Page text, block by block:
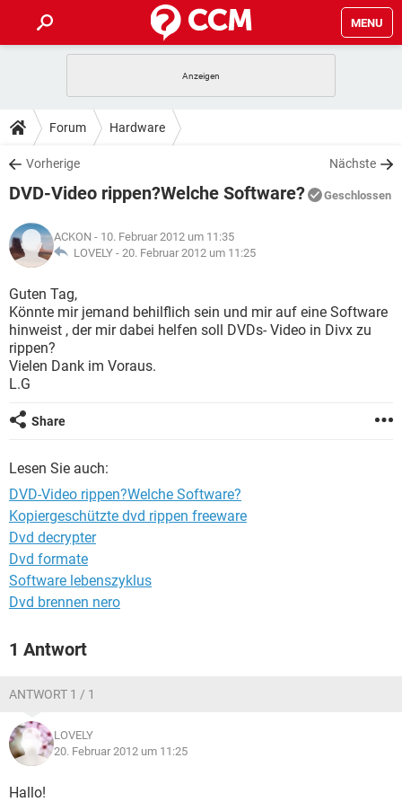
MENU
ANDROID
WINDOWS 10
WHATSAPP TIKTOK
FACEBOOK
TIPPS & TRICKS
SPIELE
WHATSAPP TIKTOK
FACEBOOK
DOWNLOADS
SPIELE STREAMING
ANDROID
WINDOWS 10 INSTAGRAM
WHATSAPP
FACEBOOK HARDWARE
SPIELE STREAMING
ANDROID
WINDOWS 10
WHATSAPP TIKTOK
FACEBOOK
LEXIKON
SPIELE
ANDROID IOS
WINDOWS 10
WHATSAPP
FACEBOOK
Forum Hardware
Vorherige Nächste
DVD-Video rippen?Welche Software? Geschlossen
ACKON - 10. Februar 2012 um 11:35
LOVELY - 20. Februar 2012 um 11:25
Guten Tag,
Könnte mir jemand behilflich sein und mir auf eine Software
hinweist , der mir dabei helfen soll DVDs- Video in Divx zu
rippen?
Vielen Dank im Voraus.
L.G
Share
Lesen Sie auch:
DVD-Video rippen?Welche Software?
Kopiergeschützte dvd rippen freeware
Dvd decrypter
Dvd formate
Software lebenszyklus
Dvd brennen nero
1 Antwort
ANTWORT 1 / 1
LOVELY
20. Februar 2012 um 11:25
Hallo!